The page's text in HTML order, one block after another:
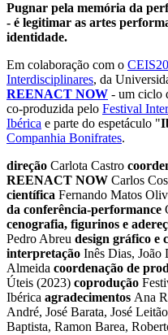
Pugnar pela memória da
- é legitimar as artes
identidade.
Em colaboração com o
Interdisciplinares, da
REENACT NOW - um ciclo
co-produzida pelo Festival
Ibérica e parte do espetáculo "
Companhia Bonifrates.
direção Carlota Castro
REENACT NOW Carlos
científica Fernando Matos
da conferência-performance
cenografia, figurinos e
Pedro Abreu design gráfico e
interpretação Inês Dias, João
Almeida coordenação de
Úteis (2023) coprodução
Ibérica agradecimentos Ana
André, José Barata, José
Baptista, Ramon Barea,